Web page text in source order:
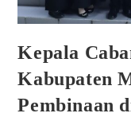
Kepala
Kabupaten
Pembinaan